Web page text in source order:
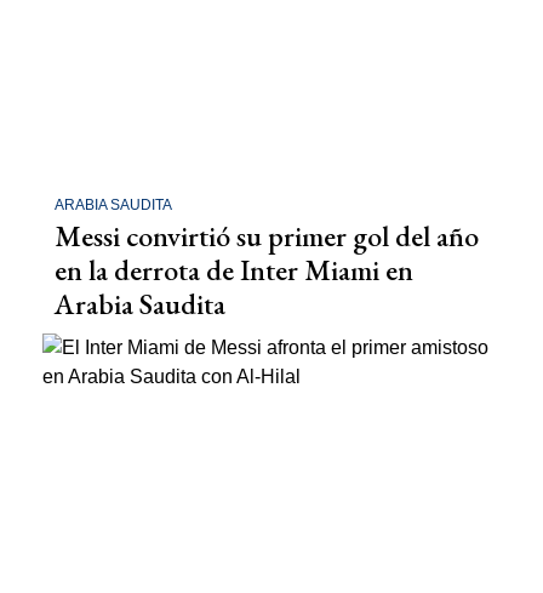
ARABIA SAUDITA
Messi convirtió su primer gol del año
en la derrota de Inter Miami en
Arabia Saudita